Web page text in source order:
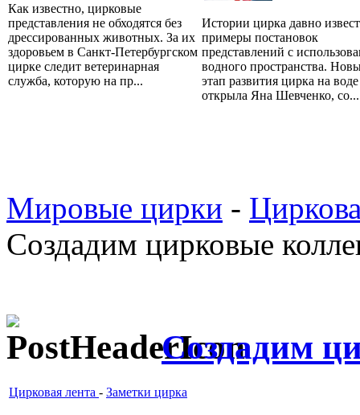
Как известно, цирковые
представления не обходятся без
дрессированных животных. За их
здоровьем в Санкт-Петербургском
цирке следит ветеринарная
служба, которую на пр...
Истории цирка давно
примеры постановок
представлений с
водного пространства.
этап развития цирка на воде
открыла Яна Шевченко, со...
Мировые цирки -
Создадим цирковые
Создадим
Цирковая лента - Заметки цирка